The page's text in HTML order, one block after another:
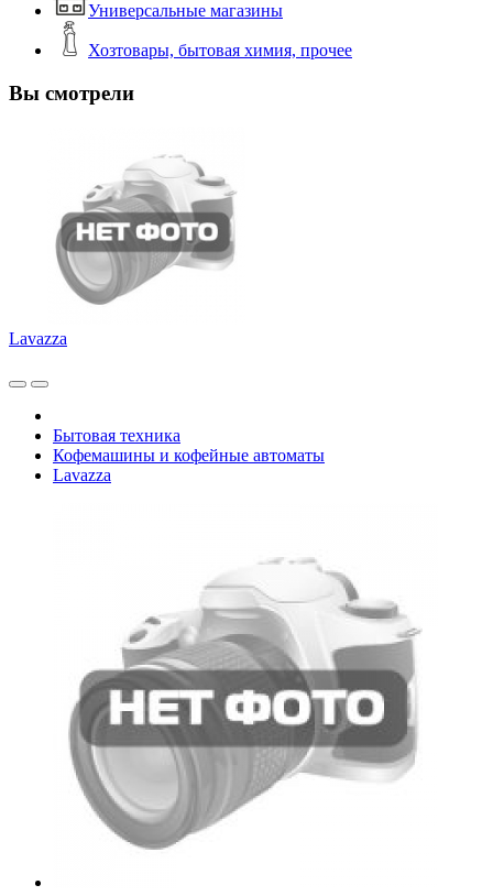
Универсальные магазины
Хозтовары, бытовая химия, прочее
Вы смотрели
Lavazza
Бытовая техника
Кофемашины и кофейные автоматы
Lavazza